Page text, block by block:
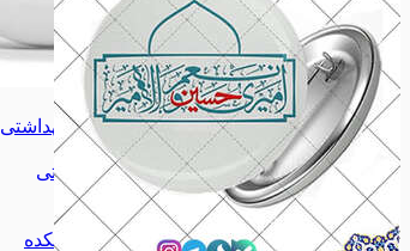
پیکسل پیکسل
آرایشی بهداشتی آرایشی بهداشتی
اقلام آرایشی
اقلام آرایشی
اقلام بهداشتی
اقلام بهداشتی
داروی گیاهی داروی گیاهی
آرد و سویق آرد و سویق
همه دسته بندی های سلامتکده